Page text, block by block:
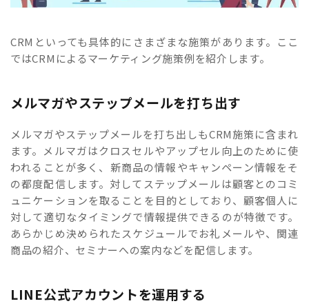
CRMといっても具体的にさまざまな施策があります。ここ
ではCRMによるマーケティング施策例を紹介します。
メルマガやステップメールを打ち出す
メルマガやステップメールを打ち出しもCRM施策に含まれ
ます。メルマガはクロスセルやアップセル向上のために使
われることが多く、新商品の情報やキャンペーン情報をそ
の都度配信します。対してステップメールは顧客とのコミ
ュニケーションを取ることを目的としており、顧客個人に
対して適切なタイミングで情報提供できるのが特徴です。
あらかじめ決められたスケジュールでお礼メールや、関連
商品の紹介、セミナーへの案内などを配信します。
LINE公式アカウントを運用する